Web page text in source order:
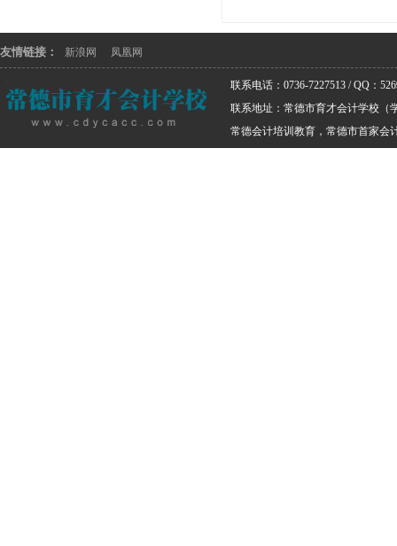
友情链接： 新浪网 凤凰网
联系电话：0736-7227513 / QQ：
联系地址：常德市育才会计学校（
常德会计培训教育，常德市首家会